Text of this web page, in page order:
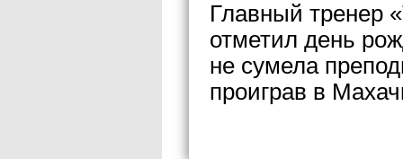
Главный тренер
отметил день
не сумела
проиграв в